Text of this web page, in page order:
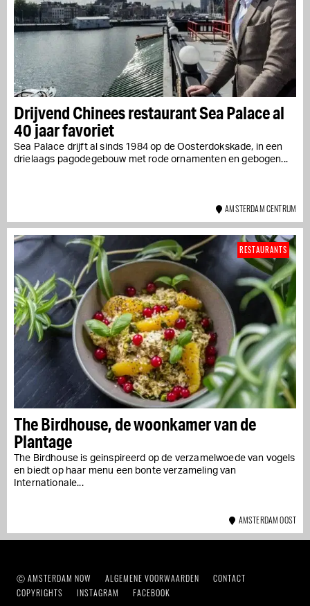
Drijvend Chinees restaurant Sea Palace al
40 jaar favoriet
Sea Palace drijft al sinds 1984 op de Oosterdokskade, in een
drielaags pagodegebouw met rode ornamenten en gebogen...
AMSTERDAM CENTRUM
The Birdhouse, de woonkamer van de
Plantage
The Birdhouse is geinspireerd op de verzamelwoede van vogels
en biedt op haar menu een bonte verzameling van
Internationale...
RESTAURANTS
AMSTERDAM OOST
Ⓒ AMSTERDAM NOW ALGEMENE VOORWAARDEN
CONTACT
COPYRIGHTS
INSTAGRAM FACEBOOK